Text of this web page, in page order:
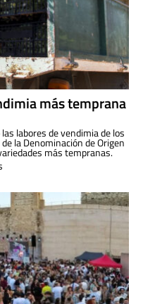
más temprana
labores de vendimia de los
la Denominación de Origen
más tempranas.